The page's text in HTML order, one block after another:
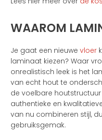
WAAROM
Je gaat een nieuwevloer
laminaat kiezen? Waar
onrealistisch leek is het
van echt hout te
de voelbare
authentieke en
van nu combineren stijl,
gebruiksgemak.